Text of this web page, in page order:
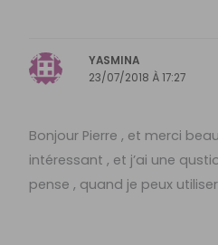
YASMINA
23/07/2018 À 17:27
Bonjour Pierre , et merci
intéressant , et j’ai une
pense , quand je peux